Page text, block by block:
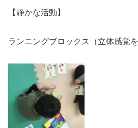
【静かな活動】
ランニングブロックス（立体感覚を